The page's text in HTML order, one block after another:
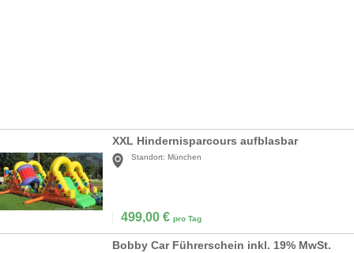
XXL Hindernisparcours aufblasbar
Standort: München
499,00 € pro Tag
Bobby Car Führerschein inkl. 19% MwSt.